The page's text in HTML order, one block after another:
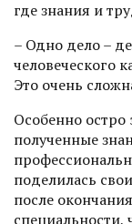
где знания и
– Одно дело –
человеческого
Это очень
Особенно остро
полученные
поделилась
после
специальности,